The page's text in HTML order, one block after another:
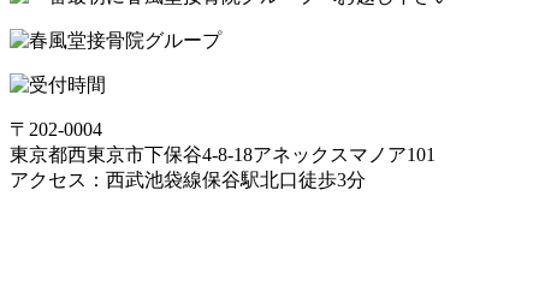
〒202-0004
東京都西東京市下保谷4-8-18アネックスマノア101
アクセス：西武池袋線保谷駅北口徒歩3分